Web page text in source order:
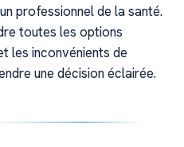
professionnel de la santé.
toutes les options
les inconvénients de
une décision éclairée.